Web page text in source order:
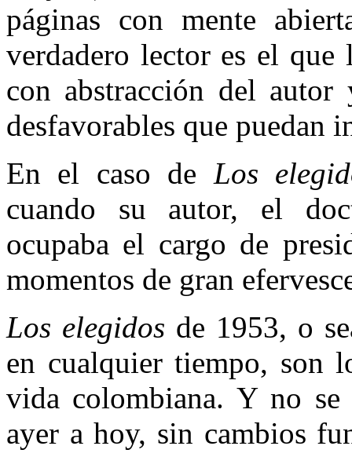
páginas con mente
verdadero lector es el
con abstracción del autor
desfavorables que puedan
En el caso de Los
cuando su autor, el
ocupaba el cargo de
momentos de gran
Los elegidos de 1953, o
en cualquier tiempo, son
vida colombiana. Y no se
ayer a hoy, sin cambios